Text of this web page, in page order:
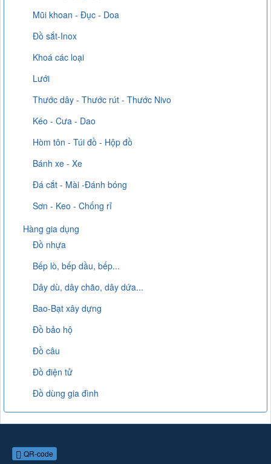
Mũi khoan - Đục - Doa
Đồ sắt-Inox
Khoá các loại
Lưới
Thước dây - Thước rút - Thước Nivo
Kéo - Cưa - Dao
Hòm tôn - Túi đồ - Hộp đồ
Bánh xe - Xe
Đá cắt - Mài -Đánh bóng
Sơn - Keo - Chống rỉ
Hàng gia dụng
Đồ nhựa
Bếp lò, bếp dầu, bếp...
Dây dù, dây chão, dây dứa...
Bao-Bạt xây dựng
Đồ bảo hộ
Đồ câu
Đồ điện tử
Đồ dùng gia đình
QR-code